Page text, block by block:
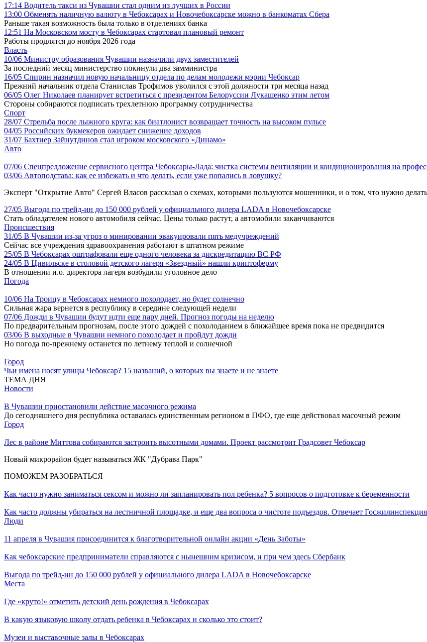
17:14 Водитель такси из Чувашии стал одним из лучших в России
13:00 Обменять наличную валюту в Чебоксарах и Новочебоксарске можно в банкоматах Сбера
Раньше такая возможность была только в отделениях банка
12:51 На Московском мосту в Чебоксарах стартовал плановый ремонт
Работы продлятся до ноября 2026 года
Власть
10/06 Министру образования Чувашии назначили двух заместителей
За последний месяц министерство покинули два замминистра
16/05 Спирин назначил новую начальницу отдела по делам молодежи мэрии Чебоксар
Прежний начальник отдела Станислав Трофимов уволился с этой должности три месяца назад
06/05 Олег Николаев планирует встретиться с президентом Белоруссии Лукашенко этим летом
Стороны собираются подписать трехлетнюю программу сотрудничества
Спорт
28/07 Стрельба после лыжного круга: как биатлонист возвращает точность на высоком пульсе
04/05 Российских букмекеров ожидает снижение доходов
31/07 Бахтиер Зайнутдинов стал игроком московского «Динамо»
Авто
07/06 Спецпредложение сервисного центра Чебоксары-Лада: чистка системы вентиляции и кондиционирования на
03/06 Автоподстава: как ее избежать и что делать, если уже попались в ловушку?
Эксперт "Открытие Авто" Сергей Власов рассказал о схемах, которыми пользуются мошенники, и о том, что нужно
27/05 Выгода по трейд-ин до 150 000 рублей у официального дилера LADA в Новочебоксарске
Стать обладателем нового автомобиля сейчас. Цены только растут, а автомобили заканчиваются
Происшествия
31/05 В Чувашии из-за угроз о минировании эвакуировали пять медучреждений
Сейчас все учреждения здравоохранения работают в штатном режиме
25/05 В Чебоксарах оштрафовали еще одного человека за дискредитацию ВС РФ
24/05 В Цивильске в столовой детского лагеря «Звездный» нашли криптоферму
В отношении и.о. директора лагеря возбудили уголовное дело
Погода
10/06 На Троицу в Чебоксарах немного похолодает, но будет солнечно
Сильная жара вернется в республику в середине следующей недели
07/06 Дожди в Чувашии будут идти еще пару дней. Прогноз погоды на неделю
По предварительным прогнозам, после этого дождей с похолоданием в ближайшее время пока не предвидится
03/06 В выходные в Чувашии немного похолодает и пройдут дожди
Но погода по-прежнему останется по летнему теплой и солнечной
Город
Чьи имена носят улицы Чебоксар? 15 названий, о которых вы знаете и не знаете
ТЕМА ДНЯ
Новости
В Чувашии приостановили действие масочного режима
До сегодняшнего дня республика оставалась единственным регионом в ПФО, где еще действовал масочный режим
Город
Лес в районе Миттова собираются застроить высотными домами. Проект рассмотрит Градсовет Чебоксар
Новый микрорайон будет называться ЖК "Дубрава Парк"
ПОМОЖЕМ РАЗОБРАТЬСЯ
Как часто нужно заниматься сексом и можно ли запланировать пол ребенка? 5 вопросов о подготовке к беременности
Как часто должны убираться на лестничной площадке, и еще два вопроса о чистоте подъездов. Отвечает Госжилинспекция
Люди
11 апреля в Чувашия присоединится к благотворительной онлайн акции «День Заботы»
Как чебоксарские предприниматели справляются с нынешним кризисом, и при чем здесь Сбербанк
Выгода по трейд-ин до 150 000 рублей у официального дилера LADA в Новочебоксарске
Места
Где «круто!» отметить детский день рождения в Чебоксарах
В какую языковую школу отдать ребенка в Чебоксарах и сколько это стоит?
Музеи и выставочные залы в Чебоксарах